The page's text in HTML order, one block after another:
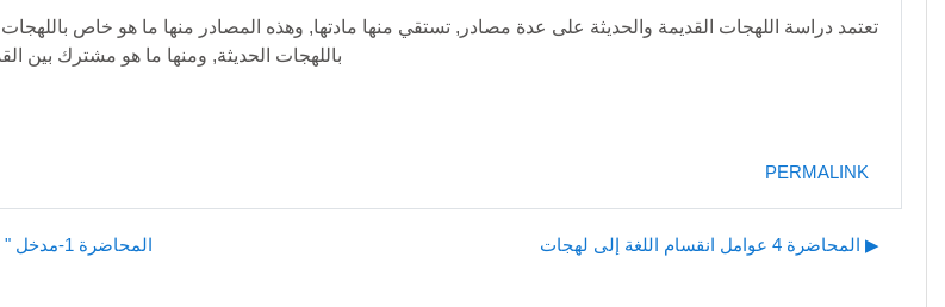
تعتمد دراسة اللهجات القديمة والحديثة على عدة مصادر, تستقي منها مادتها, وهذه المصادر منها ما هو خاص
باللهجات الحديثة, ومنها ما هو مشترك بين
PERMALINK
◀︎ المحاضرة 1-مدخل " الّلغة " و " الّلهجة " والصّلة بينهما المحاضرة 4 عوامل انقسام اللغة إلى لهجات ▶︎